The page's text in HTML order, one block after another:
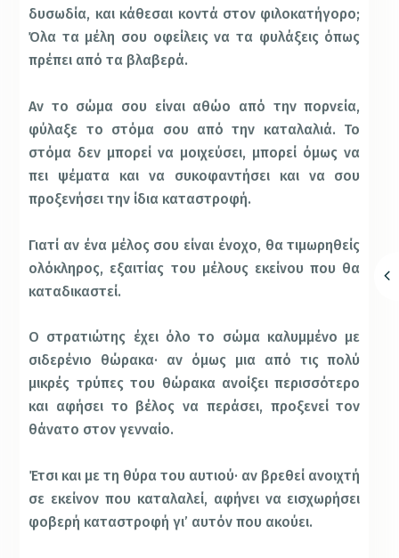
δυσωδία, και κάθεσαι κοντά στον φιλοκατήγορο;
Όλα τα μέλη σου οφείλεις να τα φυλάξεις όπως
πρέπει από τα βλαβερά.
Αν το σώμα σου είναι αθώο από την πορνεία,
φύλαξε το στόμα σου από την καταλαλιά. Το
στόμα δεν μπορεί να μοιχεύσει, μπορεί όμως να
πει ψέματα και να συκοφαντήσει και να σου
προξενήσει την ίδια καταστροφή.
Γιατί αν ένα μέλος σου είναι ένοχο, θα τιμωρηθείς
ολόκληρος, εξαιτίας του μέλους εκείνου που θα
καταδικαστεί.
Ο στρατιώτης έχει όλο το σώμα καλυμμένο με
σιδερένιο θώρακα· αν όμως μια από τις πολύ
μικρές τρύπες του θώρακα ανοίξει περισσότερο
και αφήσει το βέλος να περάσει, προξενεί τον
θάνατο στον γενναίο.
Έτσι και με τη θύρα του αυτιού· αν βρεθεί ανοιχτή
σε εκείνον που καταλαλεί, αφήνει να εισχωρήσει
φοβερή καταστροφή γι’ αυτόν που ακούει.